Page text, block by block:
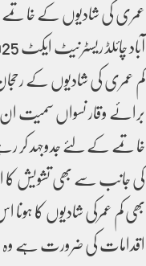
عمری کی شادیوں کے
کم عمری کی شادیوں کے
برائے وقار نسواں سمیت ان
خاتمے کے لئے جدوجہد کر
کی جانب سے بھی تشویش کا
بھی کم عمرکی شادیوں کا
اقدامات کی ضرورت ہے